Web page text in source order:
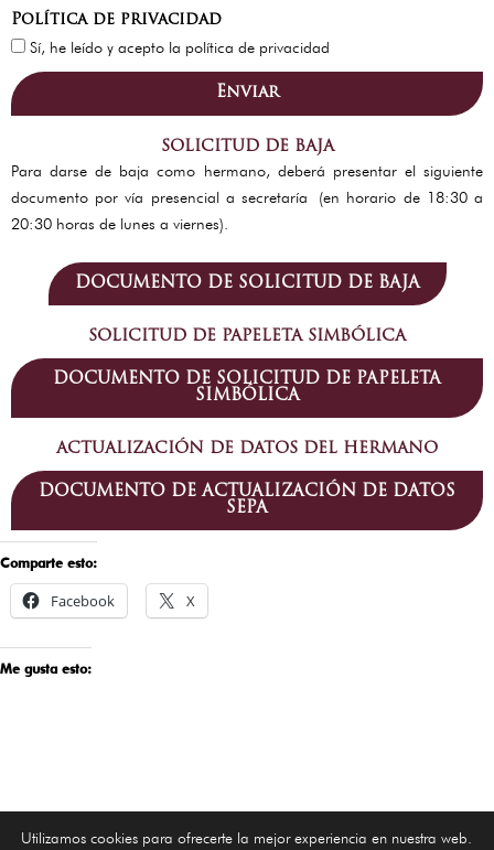
Política de privacidad
Sí, he leído y acepto la política de privacidad
Enviar
SOLICITUD DE BAJA
Para darse de baja como hermano, deberá presentar el siguiente
documento por vía presencial a secretaría (en horario de 18:30 a
20:30 horas de lunes a viernes).
DOCUMENTO DE SOLICITUD DE BAJA
SOLICITUD DE PAPELETA SIMBÓLICA
DOCUMENTO DE SOLICITUD DE PAPELETA
SIMBÓLICA
ACTUALIZACIÓN DE DATOS DEL HERMANO
DOCUMENTO DE ACTUALIZACIÓN DE DATOS
SEPA
Comparte esto:
Facebook X
Me gusta esto:
Utilizamos cookies para ofrecerte la mejor experiencia en nuestra web.